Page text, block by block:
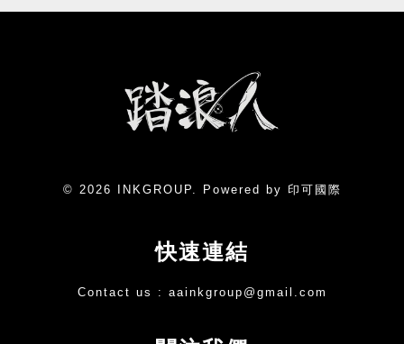
© 2026 INKGROUP. Powered by 印可國際
快速連結
Contact us : aainkgroup@gmail.com